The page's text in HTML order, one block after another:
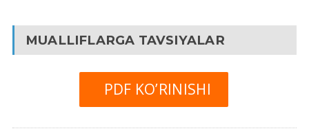
MUALLIFLARGA TAVSIYALAR
PDF KO’RINISHI